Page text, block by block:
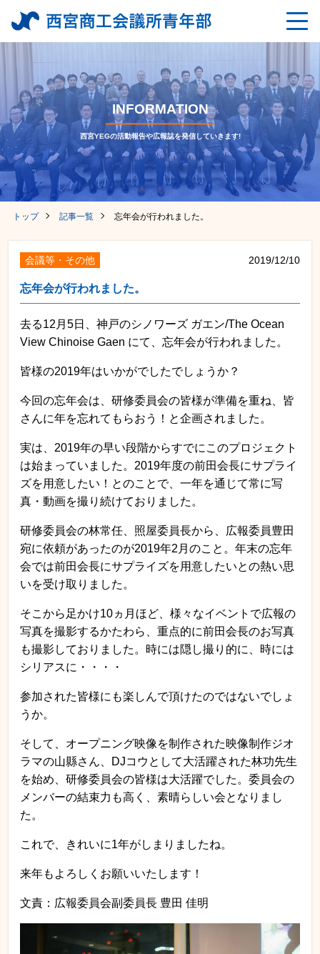
INFORMATION
西宮YEGの活動報告や広報誌を発信していきます!
トップ 記事一覧 忘年会が行われました。
会議等・その他 2019/12/10
忘年会が行われました。
去る12月5日、神戸のシノワーズ ガエン/The Ocean
View Chinoise Gaen にて、忘年会が行われました。
皆様の2019年はいかがでしたでしょうか？
今回の忘年会は、研修委員会の皆様が準備を重ね、皆
さんに年を忘れてもらおう！と企画されました。
実は、2019年の早い段階からすでにこのプロジェクト
は始まっていました。2019年度の前田会長にサプライ
ズを用意したい！とのことで、一年を通じて常に写
真・動画を撮り続けておりました。
研修委員会の林常任、照屋委員長から、広報委員豊田
宛に依頼があったのが2019年2月のこと。年末の忘年
会では前田会長にサプライズを用意したいとの熱い思
いを受け取りました。
そこから足かけ10ヵ月ほど、様々なイベントで広報の
写真を撮影するかたわら、重点的に前田会長のお写真
も撮影しておりました。時には隠し撮り的に、時には
シリアスに・・・・
参加された皆様にも楽しんで頂けたのではないでしょ
うか。
そして、オープニング映像を制作された映像制作ジオ
ラマの山縣さん、DJコウとして大活躍された林功先生
を始め、研修委員会の皆様は大活躍でした。委員会の
メンバーの結束力も高く、素晴らしい会となりまし
た。
これで、きれいに1年がしまりましたね。
来年もよろしくお願いいたします！
文責：広報委員会副委員長 豊田 佳明